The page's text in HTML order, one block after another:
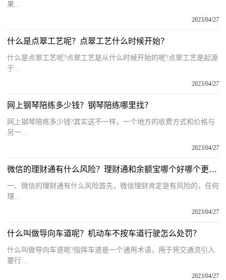
果...
2023/04/27
什么是点翠工艺呢？点翠工艺什么时候开始？
什么是点翠工艺呢?点翠工艺是从什么时候开始的呢?点翠工艺是起源
于...
2023/04/27
网上钢琴陪练多少钱？钢琴陪练哪里找？
网上钢琴陪练多少钱?其实这不一样，一个地方的收费方式和价格与
另一...
2023/04/27
微信的理财通有什么风险？理财通和余额宝哪个好哪个更安全？
一、微信的理财通有什么风险首先，微信理财肯定是有风险的，任何
理...
2023/04/27
什么叫做导向车道呢？机动车不按车道行驶怎么处罚？
什么叫做导向车道呢?指挥车道是一个通用术语，用于将交通流引入
要行...
2023/04/27